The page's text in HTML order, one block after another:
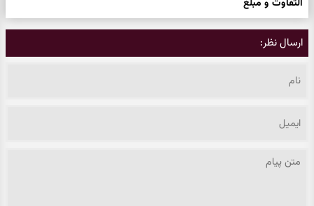
التفاوت و مبلغ
ارسال نظر: